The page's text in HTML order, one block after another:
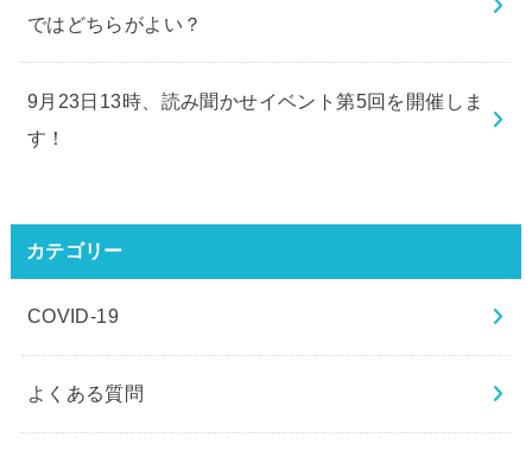
ではどちらがよい？
9月23日13時、読み聞かせイベント第5回を開催しま
す！
カテゴリー
COVID-19
よくある質問